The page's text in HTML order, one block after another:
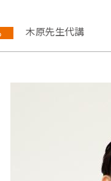
木原先生代講